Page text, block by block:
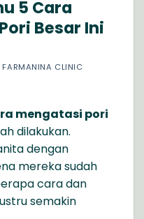
5 Cara
Besar Ini
FARMANINA CLINIC
mengatasi pori
dilakukan.
dengan
mereka sudah
cara dan
semakin